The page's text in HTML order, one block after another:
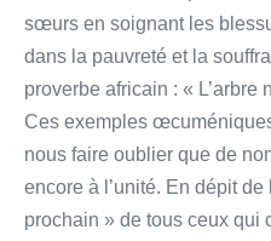
sœurs en soignant les
dans la pauvreté et la
proverbe africain : « L’arbre
Ces exemples
nous faire oublier que de
encore à l’unité. En dépit
prochain » de tous ceux qui